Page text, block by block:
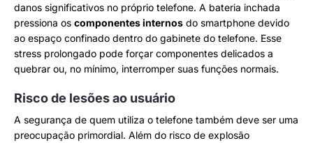
danos significativos no próprio telefone. A bateria inchada
pressiona os componentes internos do smartphone devido
ao espaço confinado dentro do gabinete do telefone. Esse
stress prolongado pode forçar componentes delicados a
quebrar ou, no mínimo, interromper suas funções normais.
Risco de lesões ao usuário
A segurança de quem utiliza o telefone também deve ser uma
preocupação primordial. Além do risco de explosão